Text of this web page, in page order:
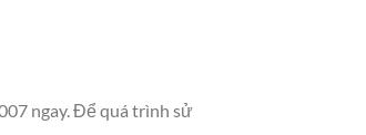
ngay. Để quá trình sử